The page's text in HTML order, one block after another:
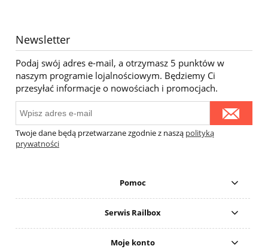
Newsletter
Podaj swój adres e-mail, a otrzymasz 5 punktów w
naszym programie lojalnościowym. Będziemy Ci
przesyłać informacje o nowościach i promocjach.
Twoje dane będą przetwarzane zgodnie z naszą polityką
prywatności
Pomoc
Serwis Railbox
Moje konto